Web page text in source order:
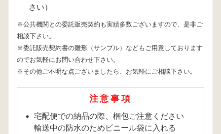
さい）
※公共機関との委託販売契約も実績多数ございますので、是非ご
相談下さい。
※委託販売契約書の雛形（サンプル）などもご用意しております
のでお気軽にお問い合わせ下さい。
※その他ご不明な点ございましたら、お気軽にご相談下さい。
注意事項
宅配便での納品の際、梱包ご注意ください
輸送中の防水のためビニール袋に入れる